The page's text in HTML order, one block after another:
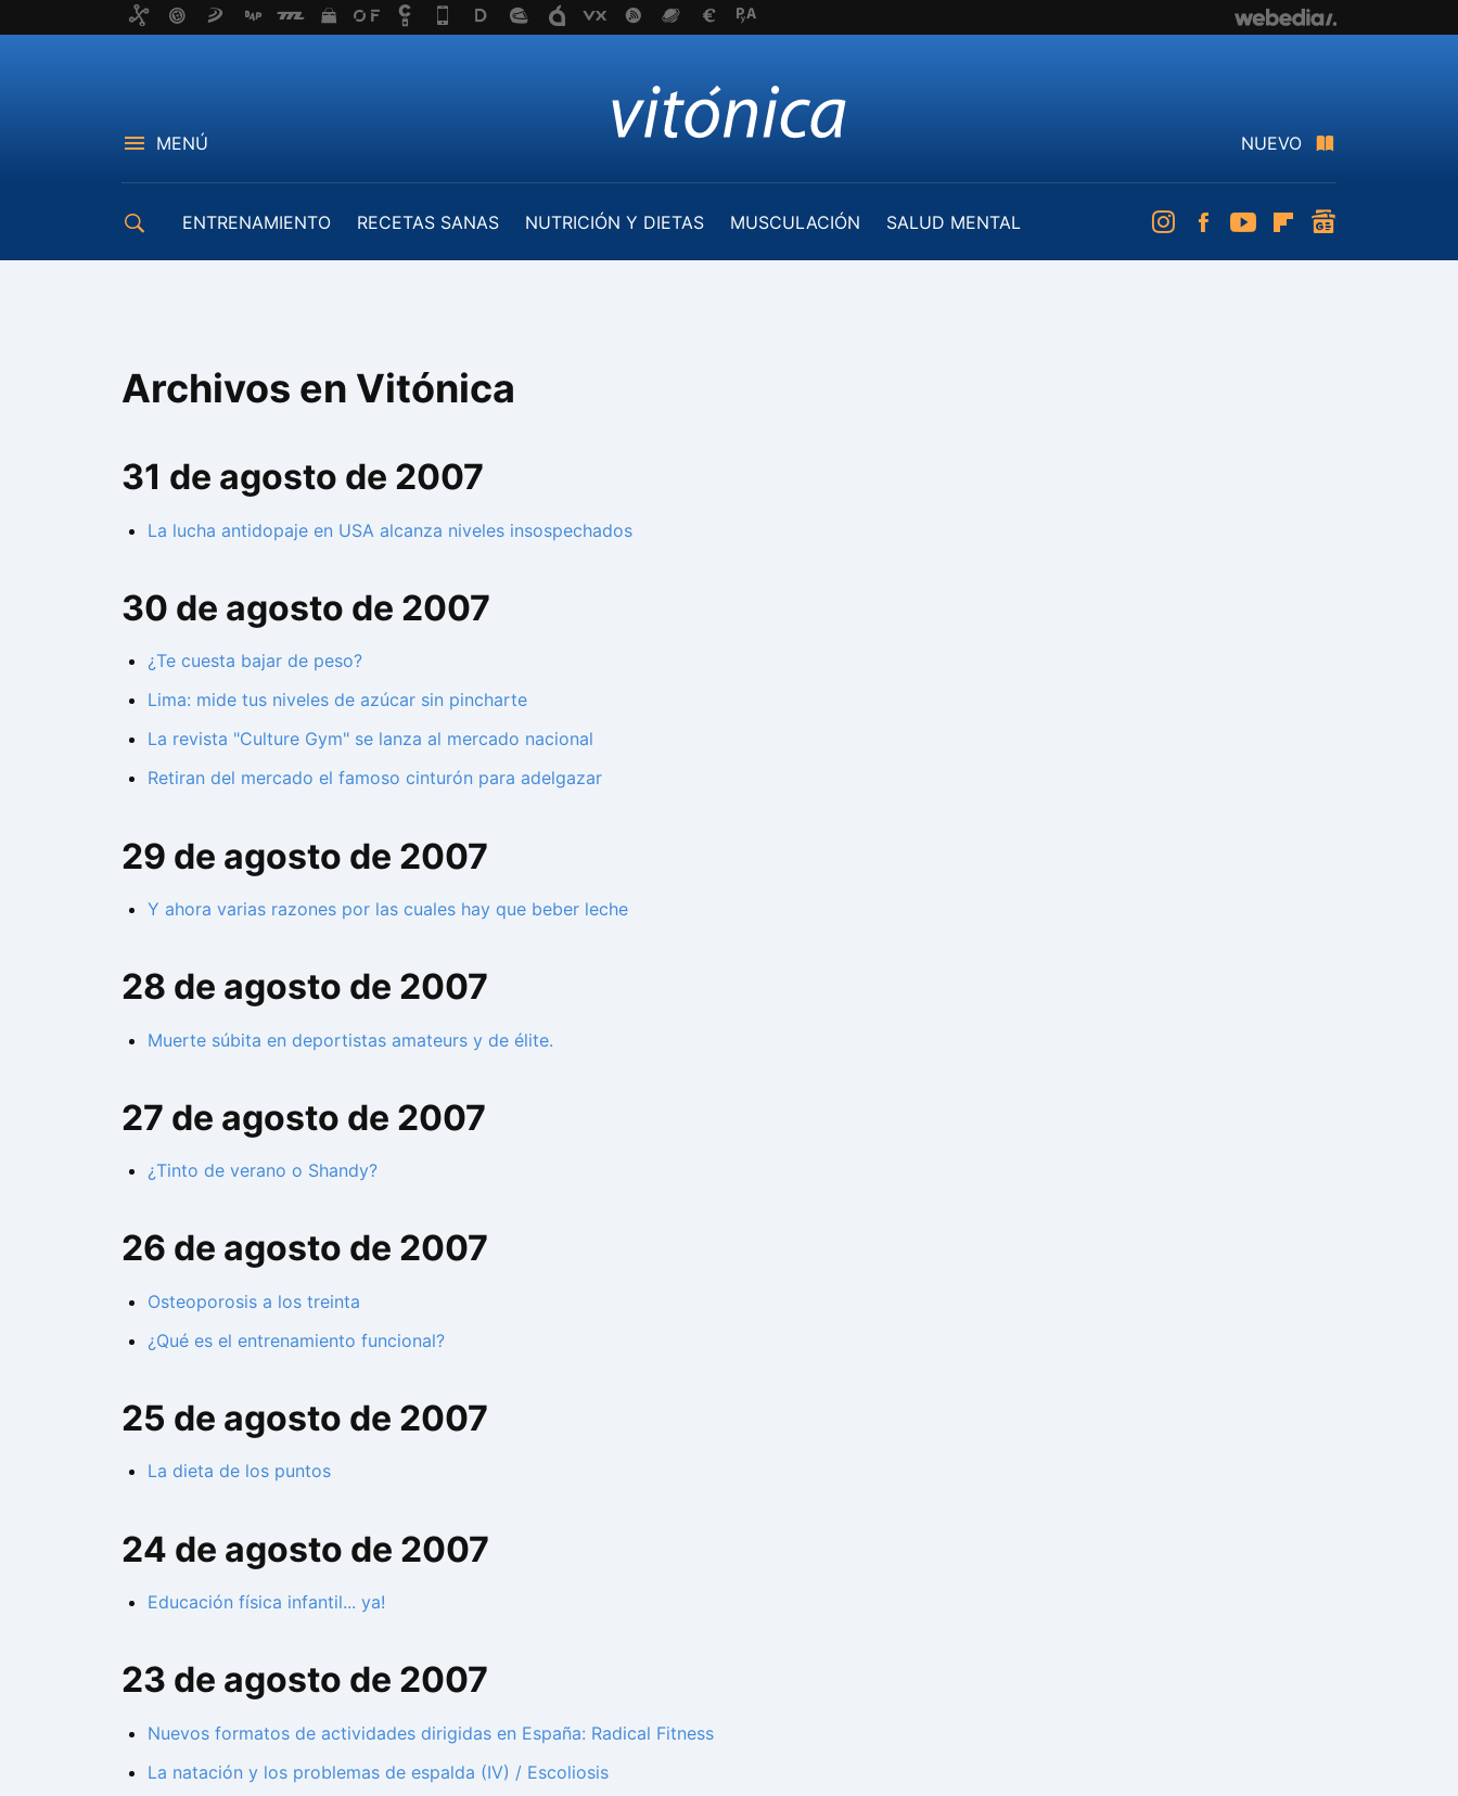
MENÚ NUEVO
ENTRENAMIENTO RECETAS SANAS NUTRICIÓN Y DIETAS MUSCULACIÓN
SALUD MENTAL
InstagramFacebookYoutubeFlipboard
Archivos en Vitónica
31 de agosto de 2007
La lucha antidopaje en USA alcanza niveles insospechados
30 de agosto de 2007
¿Te cuesta bajar de peso?
Lima: mide tus niveles de azúcar sin pincharte
La revista "Culture Gym" se lanza al mercado nacional
Retiran del mercado el famoso cinturón para adelgazar
29 de agosto de 2007
Y ahora varias razones por las cuales hay que beber leche
28 de agosto de 2007
Muerte súbita en deportistas amateurs y de élite.
27 de agosto de 2007
¿Tinto de verano o Shandy?
26 de agosto de 2007
Osteoporosis a los treinta
¿Qué es el entrenamiento funcional?
25 de agosto de 2007
La dieta de los puntos
24 de agosto de 2007
Educación física infantil... ya!
23 de agosto de 2007
Nuevos formatos de actividades dirigidas en España: Radical Fitness
La natación y los problemas de espalda (IV) / Escoliosis